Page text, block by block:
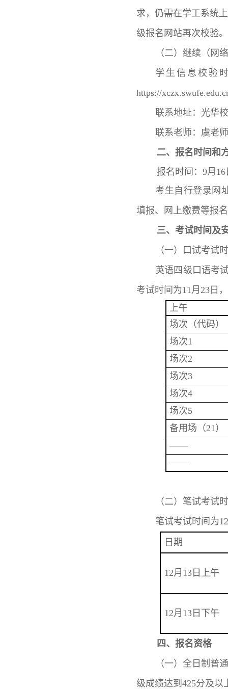
求，仍需在学工系统
级报名网站再次校验
（二）继续（网
学生信息校验
https://
联系地址：光华
联系老师：虞老
二、报名时间和
报名时间：9月
考生自行登录网
填报、网上缴费等报
三、考试时间及
（一）口试考试
英语四级口语考
考试时间为11月23日
上午
场次（代码）
场次1
场次2
场次3
场次4
场次5
备用场（21）
——
——
（二）笔试考试
笔试考试时间为
日期
12月13日上午
12月13日下午
四、报名资格
（一）全日制普
级成绩达到425分及以